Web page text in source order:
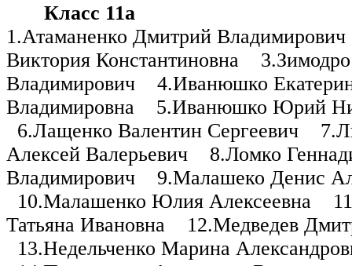
Класс 11а
1.Атаманенко Дмитрий Владимирович
Виктория Константиновна
Владимирович
4.Иванюшко
Владимировна
5.Иванюшко Юрий
6.Лащенко Валентин Сергеевич
Алексей Валерьевич
8.Ломко
Владимирович
9.Малашеко Денис
10.Малашенко Юлия Алексеевна
Татьяна Ивановна
12.Медведев
13.Недельченко Марина